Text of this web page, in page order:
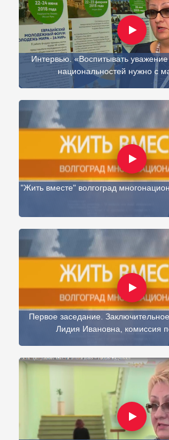
Интервью. «Воспитывать
национальностей нужно с
"Жить вместе" волгоград
Первое заседание.
Лидия Ивановна, комиссия